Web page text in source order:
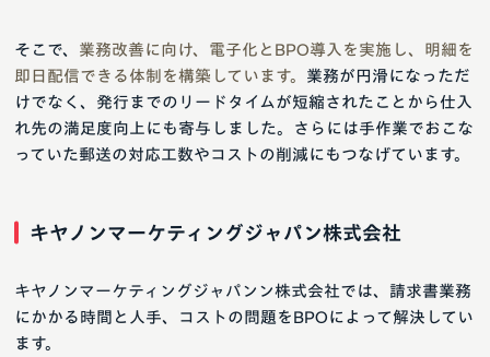
そこで、 業務改善に向け、電子化とBPO導入を実施し、明細を
即日配信できる体制を構築しています。 業務が円滑になっただ
けでなく、発行までのリードタイムが短縮されたことから仕入
れ先の満足度向上にも寄与しました。さらには手作業でおこな
っていた郵送の対応工数やコストの削減にもつなげています。
キヤノンマーケティングジャパン株式会社
キヤノンマーケティングジャパンン株式会社では、請求書業務
にかかる時間と人手、コストの問題をBPOによって解決してい
ます。